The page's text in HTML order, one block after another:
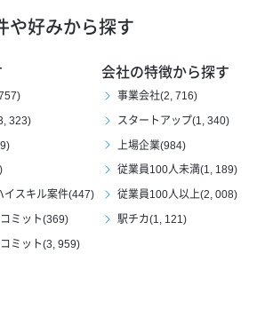
や好みから探す
323)
イスキル案件(447)
ミット(369)
ミット(3, 959)
会社の特徴から探す
事業会社(2, 716)
スタートアップ(1, 340)
上場企業(984)
従業員100人未満(1, 189)
従業員100人以上(2, 008)
駅チカ(1, 121)